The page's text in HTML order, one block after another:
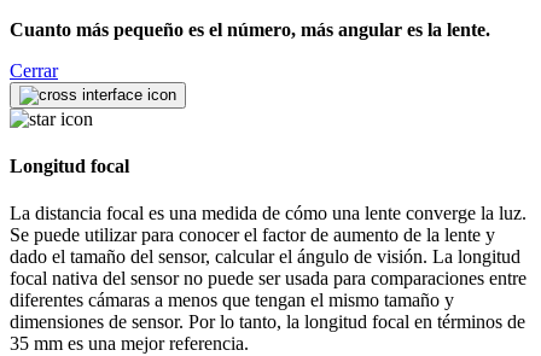
Cuanto más pequeño es el número, más angular es la lente.
Cerrar
Longitud focal
La distancia focal es una medida de cómo una lente converge la luz.
Se puede utilizar para conocer el factor de aumento de la lente y
dado el tamaño del sensor, calcular el ángulo de visión. La longitud
focal nativa del sensor no puede ser usada para comparaciones entre
diferentes cámaras a menos que tengan el mismo tamaño y
dimensiones de sensor. Por lo tanto, la longitud focal en términos de
35 mm es una mejor referencia.